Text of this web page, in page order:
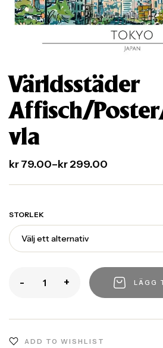
Världsstäder
Affisch/
vla
kr79.00–kr299.00
STORLEK
- + LÄGG
ADD TO WISHLIST